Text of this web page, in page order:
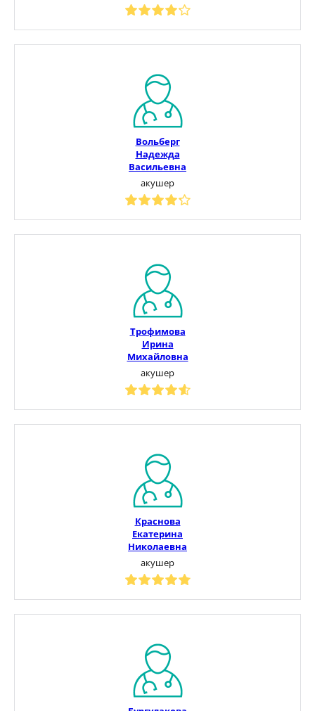
Вольберг
Надежда
Васильевна
акушер
Трофимова
Ирина
Михайловна
акушер
Краснова
Екатерина
Николаевна
акушер